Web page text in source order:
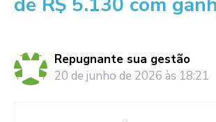
Repugnante sua gestão
20 de junho de 2026 às 18:21